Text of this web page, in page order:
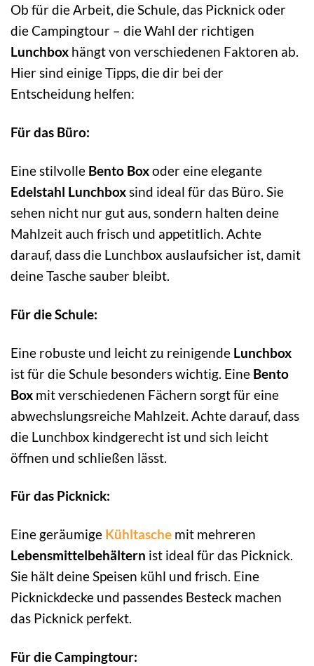
Ob für die Arbeit, die Schule, das Picknick oder
die Campingtour – die Wahl der richtigen
Lunchbox hängt von verschiedenen Faktoren ab.
Hier sind einige Tipps, die dir bei der
Entscheidung helfen:
Für das Büro:
Eine stilvolle Bento Boxoder eine elegante
Edelstahl Lunchbox sind ideal für das Büro. Sie
sehen nicht nur gut aus, sondern halten deine
Mahlzeit auch frisch und appetitlich. Achte
darauf, dass die Lunchbox auslaufsicher ist, damit
deine Tasche sauber bleibt.
Für die Schule:
Eine robuste und leicht zu reinigende Lunchbox
ist für die Schule besonders wichtig. Eine Bento
Box mit verschiedenen Fächern sorgt für eine
abwechslungsreiche Mahlzeit. Achte darauf, dass
die Lunchbox kindgerecht ist und sich leicht
öffnen und schließen lässt.
Für das Picknick:
Eine geräumige Kühltasche mit mehreren
Lebensmittelbehältern ist ideal für das Picknick.
Sie hält deine Speisen kühl und frisch. Eine
Picknickdecke und passendes Besteck machen
das Picknick perfekt.
Für die Campingtour: